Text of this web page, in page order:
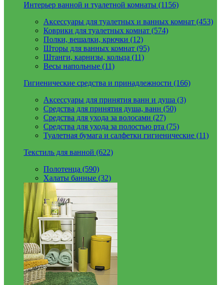
Интерьер ванной и туалетной комнаты (1156)
Аксессуары для туалетных и ванных комнат (453)
Коврики для туалетных комнат (574)
Полки, вешалки, крючки (12)
Шторы для ванных комнат (95)
Штанги, карнизы, кольца (11)
Весы напольные (11)
Гигиенические средства и принадлежности (166)
Аксессуары для принятия ванн и душа (3)
Средства для принятия душа, ванн (50)
Средства для ухода за волосами (27)
Средства для ухода за полостью рта (75)
Туалетная бумага и салфетки гигиенические (11)
Текстиль для ванной (622)
Полотенца (590)
Халаты банные (32)